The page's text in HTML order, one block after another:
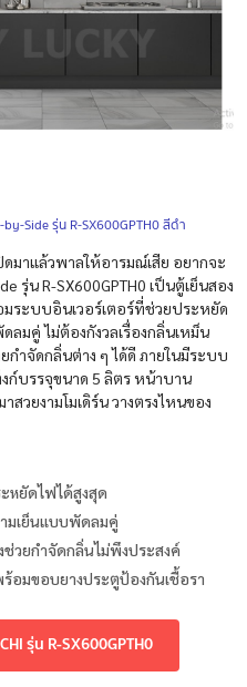
Side รุ่น R-SX600GPTH0 สีดำ
มาแล้วพาลให้อารมณ์เสีย อยากจะ
รุ่น R-SX600GPTH0 เป็นตู้เย็นสอง
ระบบอินเวอร์เตอร์ที่ช่วยประหยัด
มคู่ ไม่ต้องกังวลเรื่องกลิ่นเหม็น
กำจัดกลิ่นต่าง ๆ ได้ดี ภายในมีระบบ
ก์บรรจุขนาด 5 ลิตร หน้าบาน
วยงามโมเดิร์น วางตรงไหนของ
ะหยัดไฟได้สูงสุด
มเย็นแบบพัดลมคู่
วยกำจัดกลิ่นไม่พึงประสงค์
อมขอบยางประตูป้องกันเชื้อรา
รุ่น R-SX600GPTH0